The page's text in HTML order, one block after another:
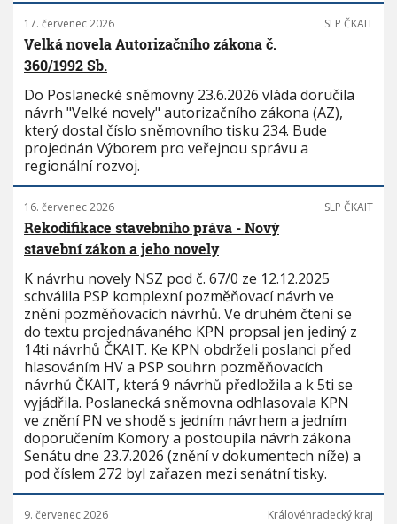
17. červenec 2026 SLP ČKAIT
Velká novela Autorizačního zákona č.
360/1992 Sb.
Do Poslanecké sněmovny 23.6.2026 vláda doručila
návrh "Velké novely" autorizačního zákona (AZ),
který dostal číslo sněmovního tisku 234. Bude
projednán Výborem pro veřejnou správu a
regionální rozvoj.
16. červenec 2026 SLP ČKAIT
Rekodifikace stavebního práva - Nový
stavební zákon a jeho novely
K návrhu novely NSZ pod č. 67/0 ze 12.12.2025
schválila PSP komplexní pozměňovací návrh ve
znění pozměňovacích návrhů. Ve druhém čtení se
do textu projednávaného KPN propsal jen jediný z
14ti návrhů ČKAIT. Ke KPN obdrželi poslanci před
hlasováním HV a PSP souhrn pozměňovacích
návrhů ČKAIT, která 9 návrhů předložila a k 5ti se
vyjádřila. Poslanecká sněmovna odhlasovala KPN
ve znění PN ve shodě s jedním návrhem a jedním
doporučením Komory a postoupila návrh zákona
Senátu dne 23.7.2026 (znění v dokumentech níže) a
pod číslem 272 byl zařazen mezi senátní tisky.
9. červenec 2026 Královéhradecký kraj